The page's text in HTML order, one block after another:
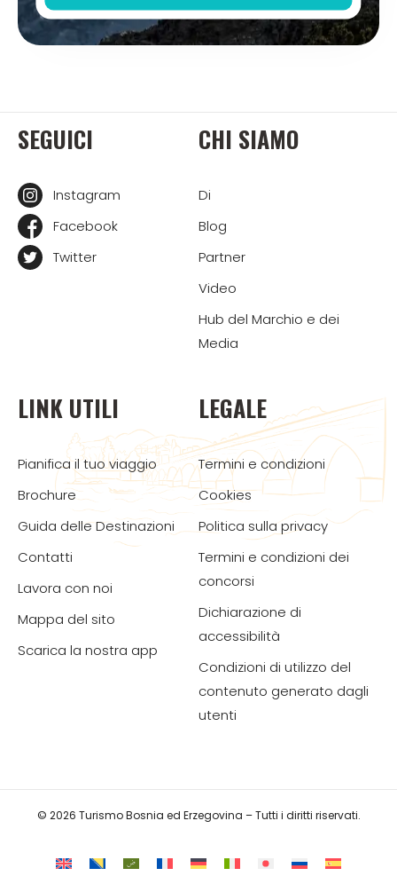
SEGUICI
Instagram
Facebook
Twitter
CHI SIAMO
Di
Blog
Partner
Video
Hub del Marchio e dei
Media
LINK UTILI
Pianifica il tuo viaggio
Brochure
Guida delle Destinazioni
Contatti
Lavora con noi
Mappa del sito
Scarica la nostra app
LEGALE
Termini e condizioni
Cookies
Politica sulla privacy
Termini e condizioni dei
concorsi
Dichiarazione di
accessibilità
Condizioni di utilizzo del
contenuto generato dagli
utenti
© 2026 Turismo Bosnia ed Erzegovina – Tutti i diritti riservati.